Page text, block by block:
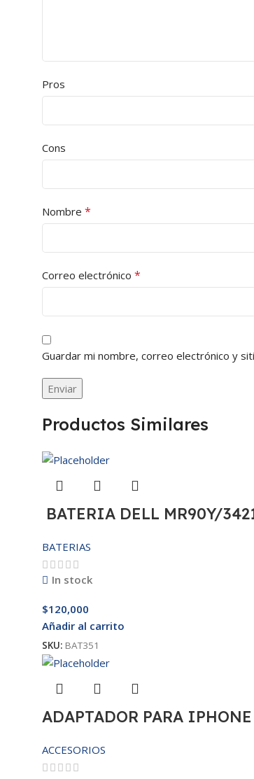
Pros
Cons
Nombre *
Correo electrónico *
Guardar mi nombre, correo electrónico y
Productos Similares
BATERIA DELL MR90Y/
BATERIAS
In stock
$120,000
Añadir al carrito
SKU: BAT351
ADAPTADOR PARA
ACCESORIOS